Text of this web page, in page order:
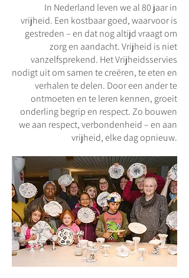
In Nederland leven we al 80 jaar in
vrijheid. Een kostbaar goed, waarvoor is
gestreden – en dat nog altijd vraagt om
zorg en aandacht. Vrijheid is niet
vanzelfsprekend. Het Vrijheidsservies
nodigt uit om samen te creëren, te eten en
verhalen te delen. Door een ander te
ontmoeten en te leren kennen, groeit
onderling begrip en respect. Zo bouwen
we aan respect, verbondenheid – en aan
vrijheid, elke dag opnieuw.